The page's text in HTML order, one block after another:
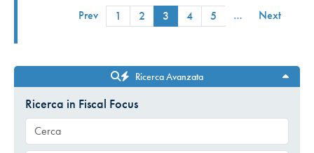
Prev 1 2 3 4 5 … Next
Ricerca Avanzata
Ricerca in Fiscal Focus